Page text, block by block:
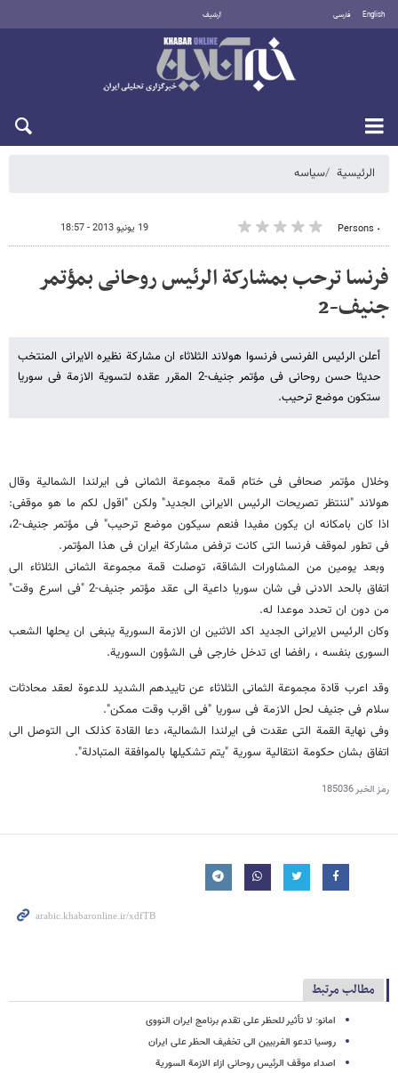
English فارسی أرشيف
الرئيسية سیاسه
٠ Persons 19 يونيو 2013 - 18:57
فرنسا ترحب بمشارکة الرئیس روحانی بمؤتمر
جنیف-2
أعلن الرئیس الفرنسی فرنسوا هولاند الثلاثاء ان مشارکة نظیره الایرانی المنتخب
حدیثا حسن روحانی فی مؤتمر جنیف-2 المقرر عقده لتسویة الازمة فی سوریا
ستکون موضع ترحیب.
وخلال مؤتمر صحافی فی ختام قمة مجموعة الثمانی فی ایرلندا الشمالیة وقال
هولاند "لننتظر تصریحات الرئیس الایرانی الجدید" ولکن "اقول لکم ما هو موقفی:
اذا کان بامکانه ان یکون مفیدا فنعم سیکون موضع ترحیب" فی مؤتمر جنیف-2،
فی تطور لموقف فرنسا التی کانت ترفض مشارکة ایران فی هذا المؤتمر.
وبعد یومین من المشاورات الشاقة، توصلت قمة مجموعة الثمانی الثلاثاء الى
اتفاق بالحد الادنى فی شان سوریا داعیة الى عقد مؤتمر جنیف-2 "فی اسرع وقت"
من دون ان تحدد موعدا له.
وکان الرئیس الایرانی الجدید اکد الاثنین ان الازمة السوریة ینبغی ان یحلها الشعب
السوری بنفسه ، رافضا ای تدخل خارجی فی الشؤون السوریة.
وقد اعرب قادة مجموعة الثمانی الثلاثاء عن تاییدهم الشدید للدعوة لعقد محادثات
سلام فی جنیف لحل الازمة فی سوریا "فی اقرب وقت ممکن".
وفی نهایة القمة التی عقدت فی ایرلندا الشمالیة، دعا القادة کذلک الى التوصل الى
اتفاق بشان حکومة انتقالیة سوریة "یتم تشکیلها بالموافقة المتبادلة".
رمز الخبر185036
مطالب مرتبط
امانو: لا تأثیر للحظر على تقدم برنامج ایران النووی
روسیا تدعو الغربیین الى تخفیف الحظر على ایران
اصداء موقف الرئیس روحانی ازاء الازمة السوریة